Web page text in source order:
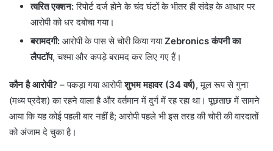
त्वरित एक्शन:रिपोर्ट दर्ज होने के चंद घंटों के भीतर ही संदेह के आधार पर
आरोपी को धर दबोचा गया।
बरामदगी: आरोपी के पास से चोरी किया गयाZebronics कंपनी का
लैपटॉप, चश्मा और कपड़े बरामद कर लिए गए हैं।
कौन है आरोपी? – पकड़ा गया आरोपीशुभम महावर (34 वर्ष), मूल रूप से गुना
(मध्य प्रदेश) का रहने वाला है और वर्तमान में दुर्ग में रह रहा था। पूछताछ में सामने
आया कि यह कोई पहली बार नहीं है; आरोपी पहले भी इस तरह की चोरी की वारदातों
को अंजाम दे चुका है।